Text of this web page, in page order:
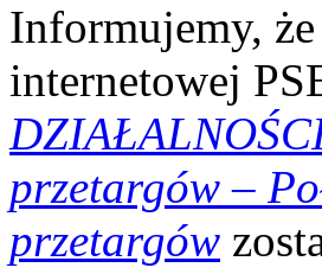
Informujemy,
internetowej
przetargów –
przetargów